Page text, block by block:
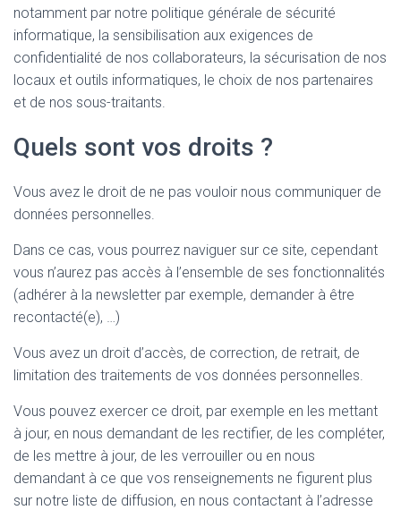
notamment par notre politique générale de sécurité
informatique, la sensibilisation aux exigences de
confidentialité de nos collaborateurs, la sécurisation de nos
locaux et outils informatiques, le choix de nos partenaires
et de nos sous-traitants.
Quels sont vos droits ?
Vous avez le droit de ne pas vouloir nous communiquer de
données personnelles.
Dans ce cas, vous pourrez naviguer sur ce site, cependant
vous n’aurez pas accès à l’ensemble de ses fonctionnalités
(adhérer à la newsletter par exemple, demander à être
recontacté(e), …)
Vous avez un droit d’accès, de correction, de retrait, de
limitation des traitements de vos données personnelles.
Vous pouvez exercer ce droit, par exemple en les mettant
à jour, en nous demandant de les rectifier, de les compléter,
de les mettre à jour, de les verrouiller ou en nous
demandant à ce que vos renseignements ne figurent plus
sur notre liste de diffusion, en nous contactant à l’adresse